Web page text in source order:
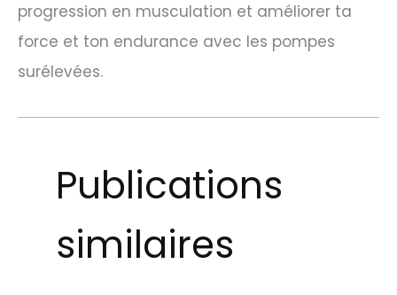
progression en musculation et améliorer ta
force et ton endurance avec les pompes
surélevées.
Publications
similaires